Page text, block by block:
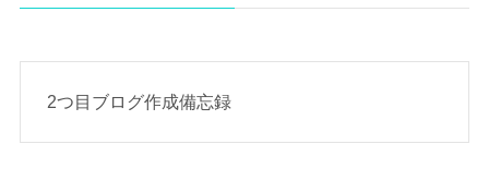
2つ目ブログ作成備忘録